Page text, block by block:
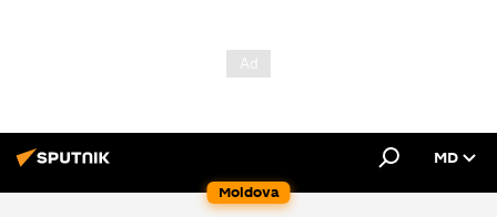
Moldova
MD